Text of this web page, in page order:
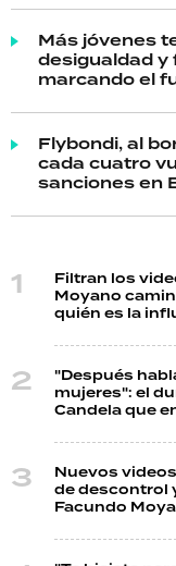
Más jóvenes
desigualdad y
marcando el
Flybondi, al
cada cuatro
sanciones en
Filtran los
Moyano
quién es la
"Después
mujeres": el
Candela que
Nuevos
de descontrol
Facundo